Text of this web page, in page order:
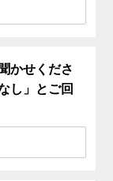
かせくださ
し」とご回